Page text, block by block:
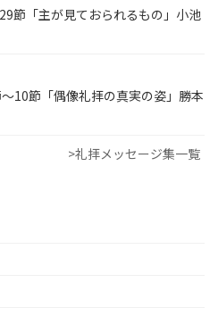
節「主が見ておられるもの」小池
10節「偶像礼拝の真実の姿」勝本
>礼拝メッセージ集一覧